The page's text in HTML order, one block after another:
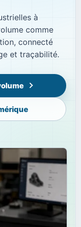
à
comme
connecté
et traçabilité.